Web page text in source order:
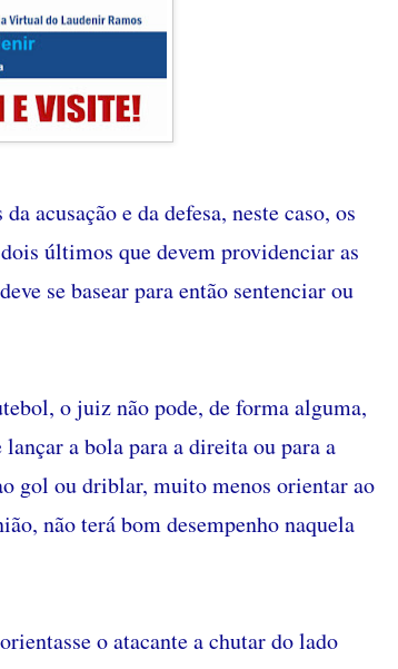
acusação e da defesa, neste caso, os
últimos que devem providenciar as
se basear para então sentenciar ou
o juiz não pode, de forma alguma,
a bola para a direita ou para a
gol ou driblar, muito menos orientar ao
não terá bom desempenho naquela
o atacante a chutar do lado